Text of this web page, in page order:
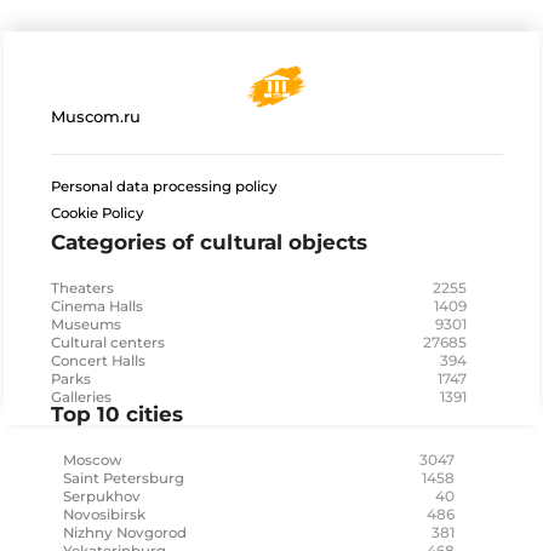
Muscom.ru
Personal data processing policy
Cookie Policy
Categories of cultural objects
Theaters 2255
Cinema Halls 1409
Museums 9301
Cultural centers 27685
Concert Halls 394
Parks 1747
Galleries 1391
Top 10 cities
Moscow 3047
Saint Petersburg 1458
Serpukhov 40
Novosibirsk 486
Nizhny Novgorod 381